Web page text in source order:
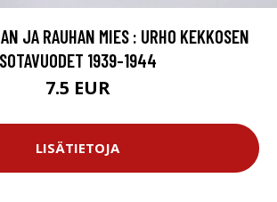
JA RAUHAN MIES : URHO KEKKOSEN
SOTAVUODET 1939-1944
7.5 EUR
LISÄTIETOJA